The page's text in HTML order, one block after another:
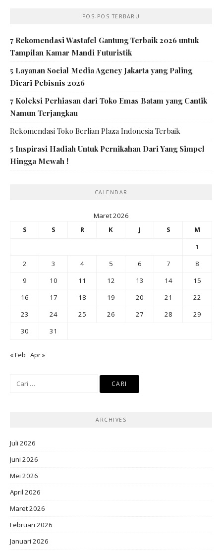
POS-POS TERBARU
7 Rekomendasi Wastafel Gantung Terbaik 2026 untuk
Tampilan Kamar Mandi Futuristik
5 Layanan Social Media Agency Jakarta yang Paling
Dicari Pebisnis 2026
7 Koleksi Perhiasan dari Toko Emas Batam yang Cantik
Namun Terjangkau
Rekomendasi Toko Berlian Plaza Indonesia Terbaik
5 Inspirasi Hadiah Untuk Pernikahan Dari Yang Simpel
Hingga Mewah !
CALENDAR
Maret 2026
S
S R K J S
M
1
2
3 4 5 6 7
8
9
10 11 12 13 14
15
16
17 18 19 20 21
22
23
24 25 26 27 28
29
30
31
« Feb Apr »
ARCHIVES
Juli 2026
Juni 2026
Mei 2026
April 2026
Maret 2026
Februari 2026
Januari 2026